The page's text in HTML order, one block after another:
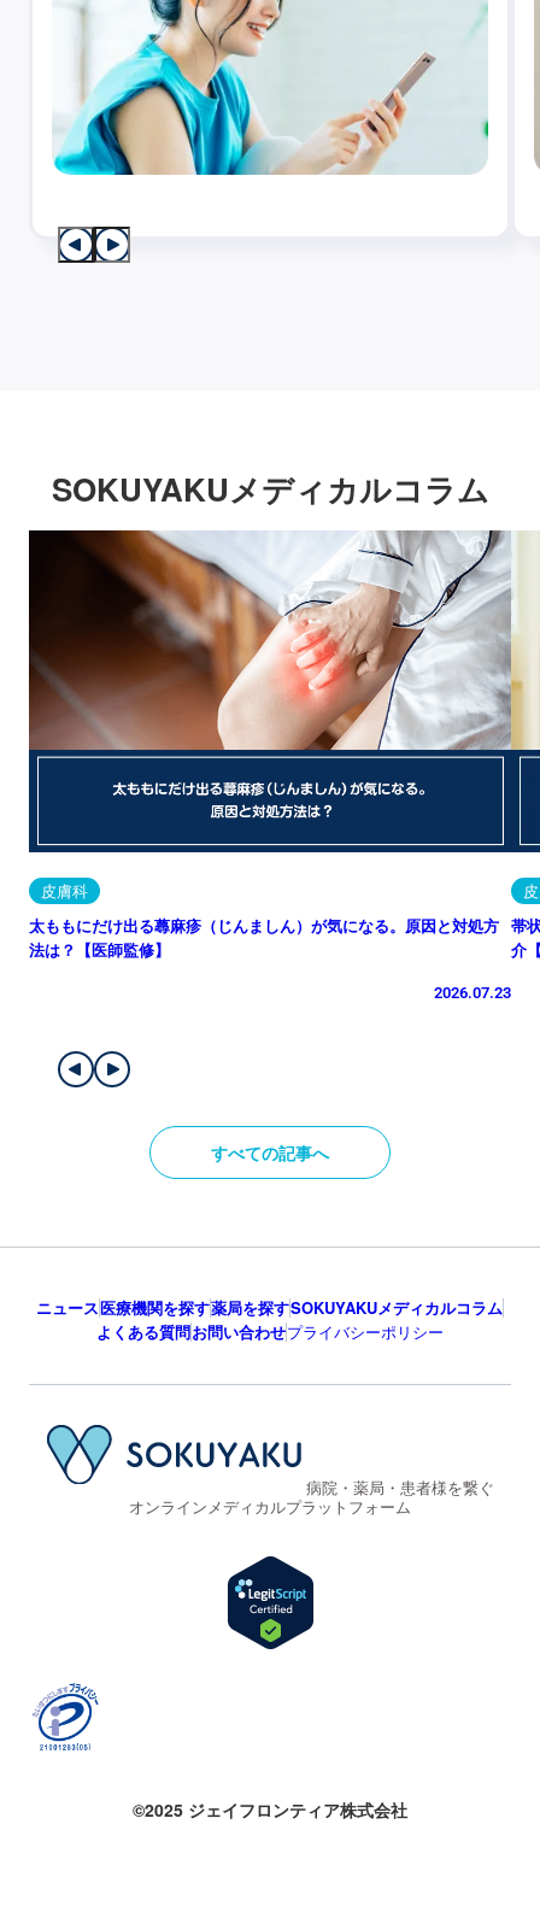
SOKUYAKUメディカルコラム
皮膚科
太ももにだけ出る蕁麻疹（じんましん）が気になる。原因と対処方
法は？【医師監修】
2026.07.23
帯
介
すべての記事へ
ニュース医療機関を探す薬局を探すSOKUYAKUメディカルコラム
よくある質問お問い合わせプライバシーポリシー
病院・薬局・患者様を繋ぐ
オンラインメディカルプラットフォーム
©2025 ジェイフロンティア株式会社